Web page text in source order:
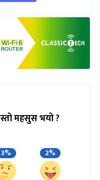
महसुस भयो ?
3% 2%